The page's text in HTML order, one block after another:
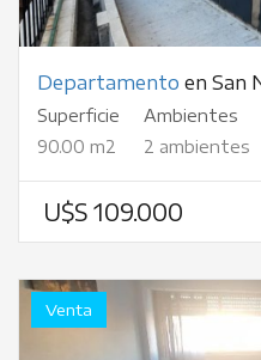
Departamento en San
Superficie
90.00 m2
Ambientes
2 ambientes
U$S 109.000
Venta